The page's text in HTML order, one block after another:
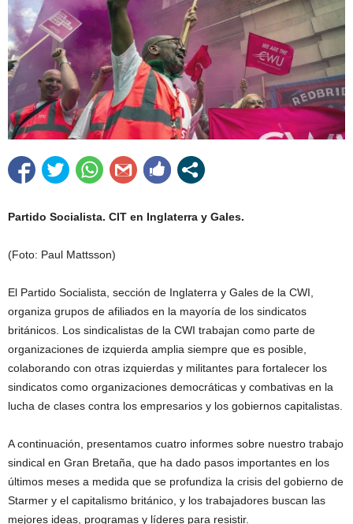
Partido Socialista. CIT en Inglaterra y Gales.
(Foto: Paul Mattsson)
El Partido Socialista, sección de Inglaterra y Gales de la CWI,
organiza grupos de afiliados en la mayoría de los sindicatos
británicos. Los sindicalistas de la CWI trabajan como parte de
organizaciones de izquierda amplia siempre que es posible,
colaborando con otras izquierdas y militantes para fortalecer los
sindicatos como organizaciones democráticas y combativas en la
lucha de clases contra los empresarios y los gobiernos capitalistas.
A continuación, presentamos cuatro informes sobre nuestro trabajo
sindical en Gran Bretaña, que ha dado pasos importantes en los
últimos meses a medida que se profundiza la crisis del gobierno de
Starmer y el capitalismo británico, y los trabajadores buscan las
mejores ideas, programas y líderes para resistir.